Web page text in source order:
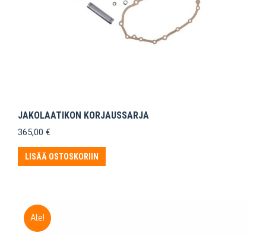
JAKOLAATIKON KORJAUSSARJA
365,00 €
LISÄÄ OSTOSKORIIN
Ale!